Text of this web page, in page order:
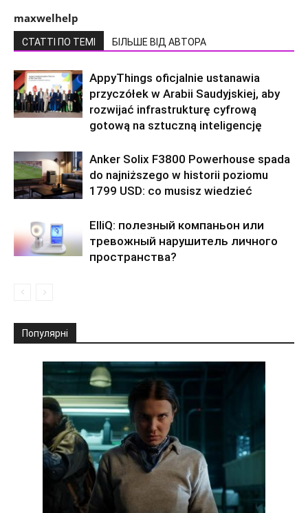
maxwelhelp
СТАТТІ ПО ТЕМІ БІЛЬШЕ ВІД АВТОРА
AppyThings oficjalnie ustanawia
przyczółek w Arabii Saudyjskiej, aby
rozwijać infrastrukturę cyfrową
gotową na sztuczną inteligencję
Anker Solix F3800 Powerhouse spada
do najniższego w historii poziomu
1799 USD: co musisz wiedzieć
ElliQ: полезный компаньон или
тревожный нарушитель личного
пространства?
Популярні